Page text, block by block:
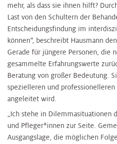
mehr, als dass sie ihnen hilft?
Last von den Schultern der
Entscheidungsfindung im
können“, beschreibt Hausmann
Gerade für jüngere Personen, die
gesammelte Erfahrungswerte
Beratung von großer Bedeutung.
spezielleren und
angeleitet wird.
„Ich stehe in Dilemmasituationen
und Pfleger*innen zur Seite.
Ausgangslage, die möglichen